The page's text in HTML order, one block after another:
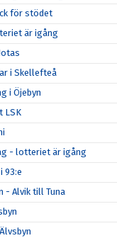
för stödet
är igång
i Skellefteå
i Öjebyn
LSK
- lotteriet är igång
93:e
- Alvik till Tuna